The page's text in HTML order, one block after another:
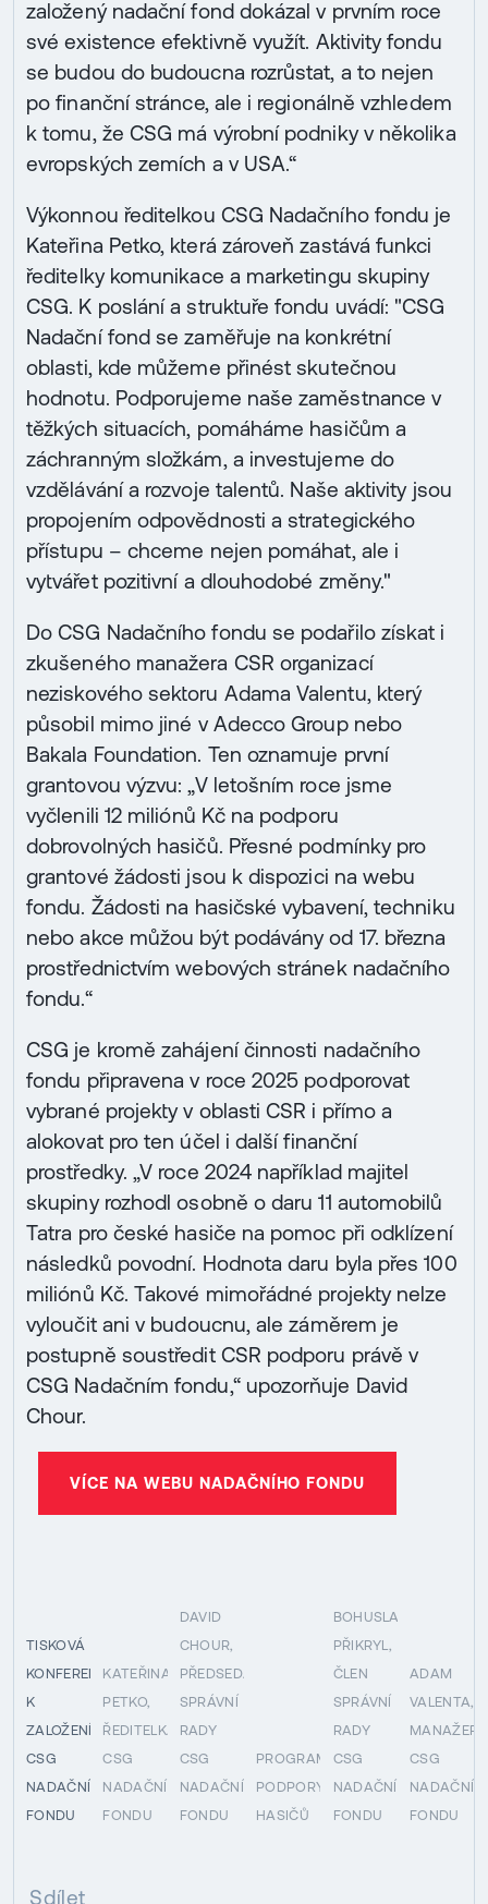
založený nadační fond dokázal v prvním roce
své existence efektivně využít. Aktivity fondu
se budou do budoucna rozrůstat, a to nejen
po finanční stránce, ale i regionálně vzhledem
k tomu, že CSG má výrobní podniky v několika
evropských zemích a v USA.“
Výkonnou ředitelkou CSG Nadačního fondu je
Kateřina Petko, která zároveň zastává funkci
ředitelky komunikace a marketingu skupiny
CSG. K poslání a struktuře fondu uvádí: "CSG
Nadační fond se zaměřuje na konkrétní
oblasti, kde můžeme přinést skutečnou
hodnotu. Podporujeme naše zaměstnance v
těžkých situacích, pomáháme hasičům a
záchranným složkám, a investujeme do
vzdělávání a rozvoje talentů. Naše aktivity jsou
propojením odpovědnosti a strategického
přístupu – chceme nejen pomáhat, ale i
vytvářet pozitivní a dlouhodobé změny."
Do CSG Nadačního fondu se podařilo získat i
zkušeného manažera CSR organizací
neziskového sektoru Adama Valentu, který
působil mimo jiné v Adecco Group nebo
Bakala Foundation. Ten oznamuje první
grantovou výzvu: „V letošním roce jsme
vyčlenili 12 miliónů Kč na podporu
dobrovolných hasičů. Přesné podmínky pro
grantové žádosti jsou k dispozici na webu
fondu. Žádosti na hasičské vybavení, techniku
nebo akce můžou být podávány od 17. března
prostřednictvím webových stránek nadačního
fondu.“
CSG je kromě zahájení činnosti nadačního
fondu připravena v roce 2025 podporovat
vybrané projekty v oblasti CSR i přímo a
alokovat pro ten účel i další finanční
prostředky. „V roce 2024 například majitel
skupiny rozhodl osobně o daru 11 automobilů
Tatra pro české hasiče na pomoc při odklízení
následků povodní. Hodnota daru byla přes 100
miliónů Kč. Takové mimořádné projekty nelze
vyloučit ani v budoucnu, ale záměrem je
postupně soustředit CSR podporu právě v
CSG Nadačním fondu,“ upozorňuje David
Chour.
VÍCE NA WEBU NADAČNÍHO FONDU
TISKOVÁ
KONFERENCE
K
ZALOŽENÍ
CSG
NADAČNÍHO
FONDU
KATEŘINA
PETKO,
ŘEDITELKA
CSG
NADAČNÍHO
FONDU
DAVID
CHOUR,
PŘEDSEDA
SPRÁVNÍ
RADY
CSG
NADAČNÍHO
FONDU
PROGRAM
PODPORY
HASIČŮ
BOHUSLAV
PŘIKRYL,
ČLEN
SPRÁVNÍ
RADY
CSG
NADAČNÍHO
FONDU
ADAM
VALENTA,
MANAŽER
CSG
FONDU
Sdílet